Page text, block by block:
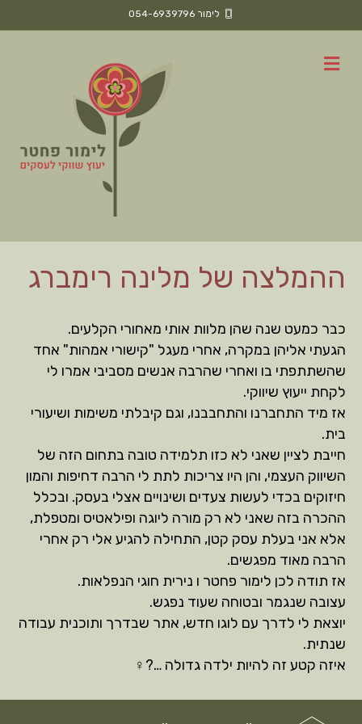
לימור 054-6939796
ת
פ
ההמלצה של מלינה רימברג
כבר כמעט שנה שהן מלוות אותי מאחורי הקלעים.
הגעתי אליהן במקרה, אחרי מעגל "קישורי אמהות" אחד
שהשתתפתי בו ואחרי שהרבה אנשים מסביבי אמרו לי
לקחת ייעוץ שיווקי.
אז מיד התחברנו והתחבבנו, וגם קיבלתי משימות ושיעורי
בית.
חייבת לציין שאני לא כזו תלמידה טובה בתחום הזה של
השיווק העצמי, והן היו צריכות לתת לי הרבה דחיפות והמון
חיזוקים בכדי לעשות צעדים ושינויים אצלי בעסק. ובכלל
ההכרה בזה שאני לא רק מורה ליוגה ופילאטיס ומטפלת,
אלא אני בעלת עסק קטן, התחילה להגיע אלי רק אחרי
הרבה מאוד מפגשים.
אז תודה לכן לימור פחטר ו נירית חוגי הנפלאות.
עצובה שנגמר ובטוחה שעוד נפגש.
יוצאת לי לדרך עם לוגו חדש, אתר שבדרך ותוכנית עבודה
שנתית.
איזה קטע זה להיות ילדה גדולה …?‍♀️